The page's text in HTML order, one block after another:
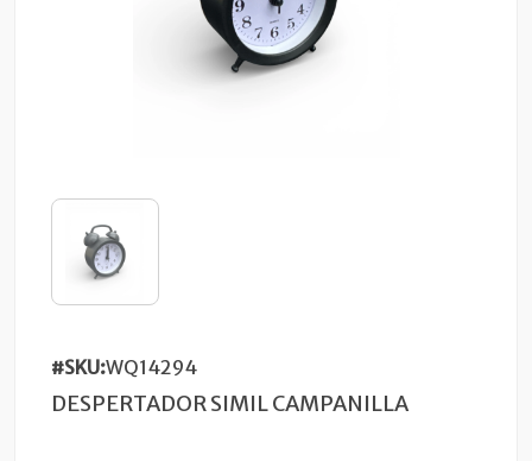
#SKU:WQ14294
DESPERTADOR SIMIL CAMPANILLA